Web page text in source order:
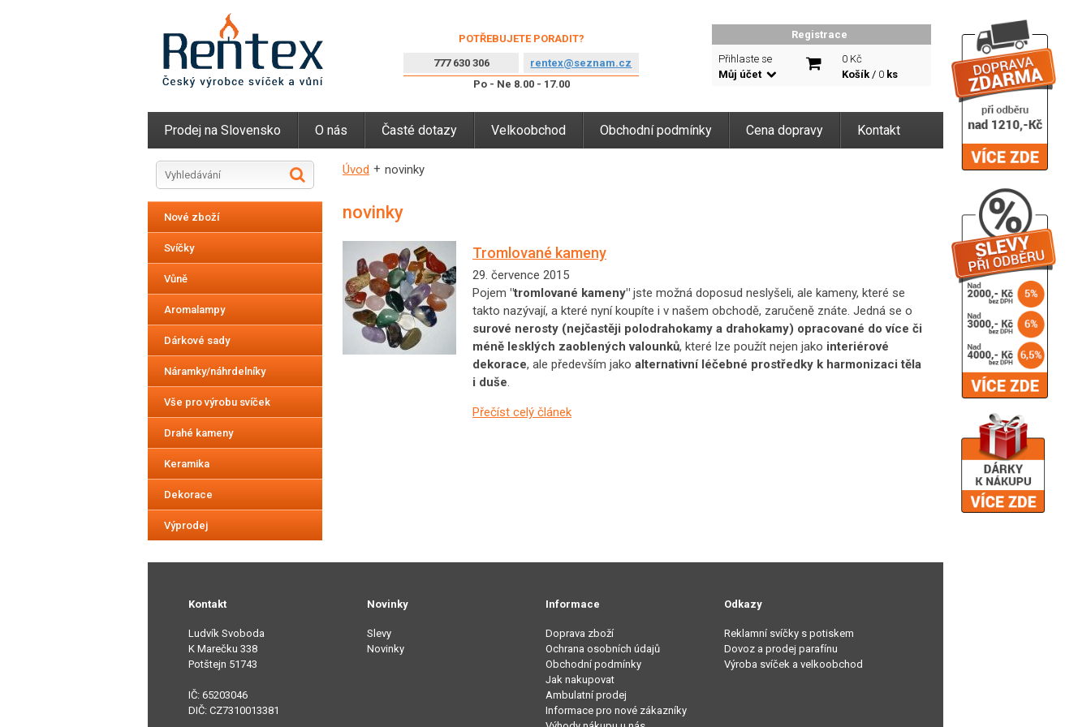
POTŘEBUJETE PORADIT?
777 630 306
rentex@seznam.cz
Po - Ne 8.00 - 17.00
Registrace
Přihlaste se
Můj účet
0 Kč
Košík/ 0 ks
Prodej na Slovensko O nás Časté dotazy Velkoobchod Obchodní podmínky Cena dopravy Kontakt
Nové zboží
Svíčky
Vůně
Aromalampy
Dárkové sady
Náramky/náhrdelníky
Vše pro výrobu svíček
Drahé kameny
Keramika
Dekorace
Výprodej
Úvod novinky
novinky
Tromlované kameny
29. července 2015
Pojem "tromlované kameny" jste možná doposud neslyšeli, ale kameny, které se
takto nazývají, a které nyní koupíte i v našem obchodě, zaručeně znáte. Jedná se o
surové nerosty (nejčastěji polodrahokamy a drahokamy) opracované do více či
méně lesklých zaoblených valounků, které lze použít nejen jako interiérové
dekorace, ale především jako alternativní léčebné prostředky k harmonizaci těla
i duše.
Přečíst celý článek
Kontakt
Ludvík Svoboda
K Marečku 338
Potštejn 51743
IČ: 65203046
DIČ: CZ7310013381
Novinky
Slevy
Novinky
Informace
Doprava zboží
Ochrana osobních údajů
Obchodní podmínky
Jak nakupovat
Ambulatní prodej
Informace pro nové zákazníky
Odkazy
Reklamní svíčky s potiskem
Dovoz a prodej parafínu
Výroba svíček a velkoobchod